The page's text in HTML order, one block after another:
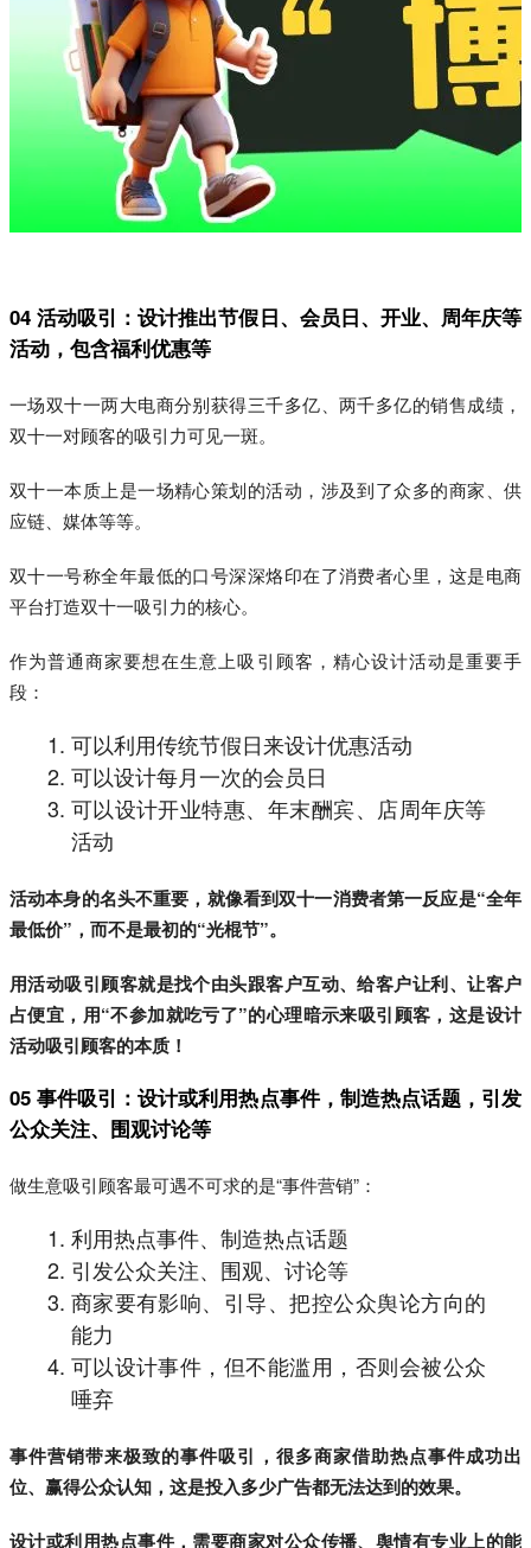
04 活动吸引：设计推出节假日、会员日、开业、周年庆等
活动，包含福利优惠等
一场双十一两大电商分别获得三千多亿、两千多亿的销售成绩，
双十一对顾客的吸引力可见一斑。
双十一本质上是一场精心策划的活动，涉及到了众多的商家、供
应链、媒体等等。
双十一号称全年最低的口号深深烙印在了消费者心里，这是电商
平台打造双十一吸引力的核心。
作为普通商家要想在生意上吸引顾客，精心设计活动是重要手
段：
可以利用传统节假日来设计优惠活动
可以设计每月一次的会员日
可以设计开业特惠、年末酬宾、店周年庆等
活动
活动本身的名头不重要，就像看到双十一消费者第一反应是“全年
最低价”，而不是最初的“光棍节”。
用活动吸引顾客就是找个由头跟客户互动、给客户让利、让客户
占便宜，用“不参加就吃亏了”的心理暗示来吸引顾客，这是设计
活动吸引顾客的本质！
05 事件吸引：设计或利用热点事件，制造热点话题，引发
公众关注、围观讨论等
做生意吸引顾客最可遇不可求的是“事件营销”：
利用热点事件、制造热点话题
引发公众关注、围观、讨论等
商家要有影响、引导、把控公众舆论方向的
能力
可以设计事件，但不能滥用，否则会被公众
唾弃
事件营销带来极致的事件吸引，很多商家借助热点事件成功出
位、赢得公众认知，这是投入多少广告都无法达到的效果。
设计或利用热点事件，需要商家对公众传播、舆情有专业上的能